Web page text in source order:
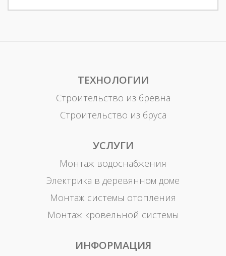
ТЕХНОЛОГИИ
Строительство из бревна
Строительство из бруса
УСЛУГИ
Монтаж водоснабжения
Электрика в деревянном доме
Монтаж системы отопления
Монтаж кровельной системы
ИНФОРМАЦИЯ